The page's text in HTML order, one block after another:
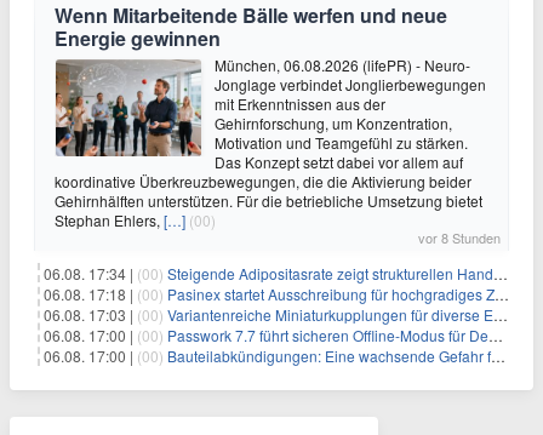
Wenn Mitarbeitende Bälle werfen und neue
Energie gewinnen
München, 06.08.2026 (lifePR) - Neuro-
Jonglage verbindet Jonglierbewegungen
mit Erkenntnissen aus der
Gehirnforschung, um Konzentration,
Motivation und Teamgefühl zu stärken.
Das Konzept setzt dabei vor allem auf
koordinative Überkreuzbewegungen, die die Aktivierung beider
Gehirnhälften unterstützen. Für die betriebliche Umsetzung bietet
Stephan Ehlers, […] (00)
vor 8 Stunden
06.08. 17:34 | (00) Steigende Adipositasrate zeigt strukturellen Handlungsbedarf bei der Ernährung schulpflichtiger Kinder
06.08. 17:18 | (00) Pasinex startet Ausschreibung für hochgradiges Zinksulfidkonzentrat mit Germanium- und Silbergehalten und stellt ein Betriebsupdate bereit
06.08. 17:03 | (00) Variantenreiche Miniaturkupplungen für diverse Einsatzbereiche
06.08. 17:00 | (00) Passwork 7.7 führt sicheren Offline-Modus für Desktop- und Mobile-Apps ein
06.08. 17:00 | (00) Bauteilabkündigungen: Eine wachsende Gefahr für industrielle Elektroniksysteme